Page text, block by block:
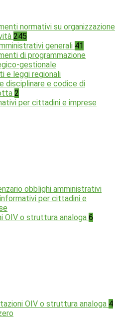
normativi su organizzazione
245
generali 41
di programmazione
gestionale
e leggi regionali
disciplinare e codice di
2
per cittadini e imprese
obblighi amministrativi
per cittadini e
OIV o struttura analoga 6
OIV o struttura analoga 4